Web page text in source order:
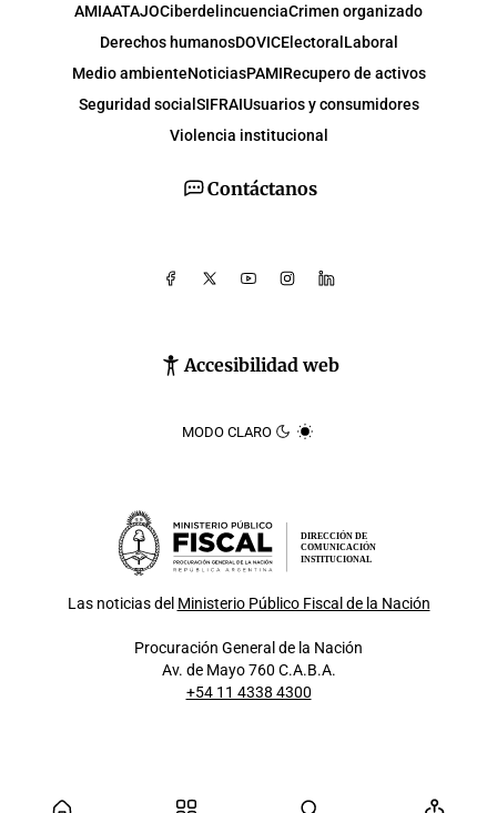
Contáctanos
Accesibilidad web
MODO CLARO
AMIAATAJOCiberdelincuenciaCrimen organizado
Derechos humanosDOVICElectoral Laboral
Medio ambienteNoticiasPAMIRecupero de activos
Seguridad social SIFRAIUsuarios y consumidores
Violencia institucional
DIRECCIÓN DE
COMUNICACIÓN
INSTITUCIONAL
Las noticias del Ministerio Público Fiscal de la Nación
Procuración General de la Nación
Av. de Mayo 760 C.A.B.A.
+54 11 4338 4300